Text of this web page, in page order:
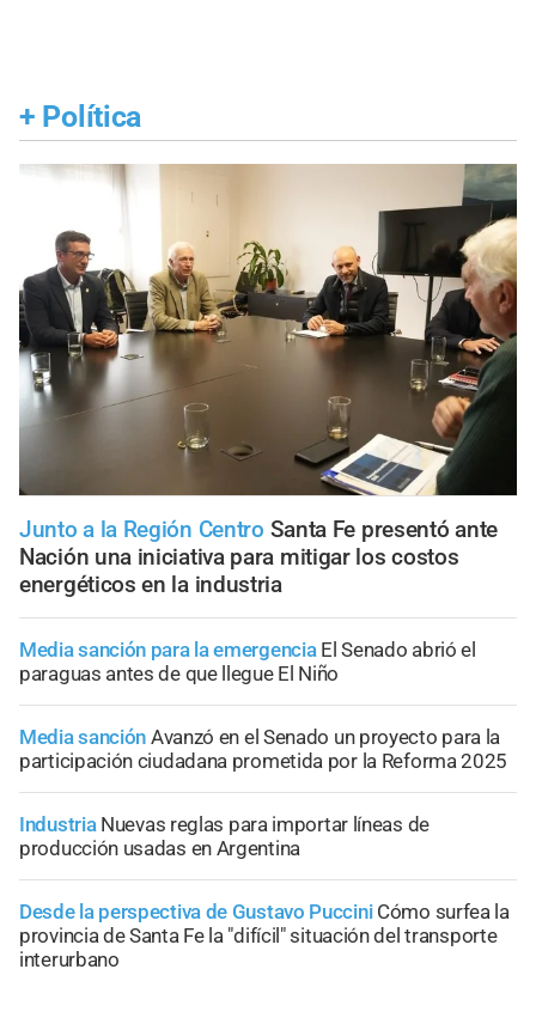
+ Política
Junto a la Región Centro Santa Fe presentó ante
Nación una iniciativa para mitigar los costos
energéticos en la industria
Media sanción para la emergencia El Senado abrió el
paraguas antes de que llegue El Niño
Media sanción Avanzó en el Senado un proyecto para la
participación ciudadana prometida por la Reforma 2025
Industria Nuevas reglas para importar líneas de
producción usadas en Argentina
Desde la perspectiva de Gustavo Puccini Cómo surfea la
provincia de Santa Fe la "difícil" situación del transporte
interurbano